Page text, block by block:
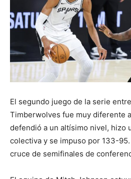
El segundo juego de la serie
Timberwolves fue muy diferente
defendió a un altísimo nivel, hizo
colectiva y se impuso por 133-
cruce de semifinales de